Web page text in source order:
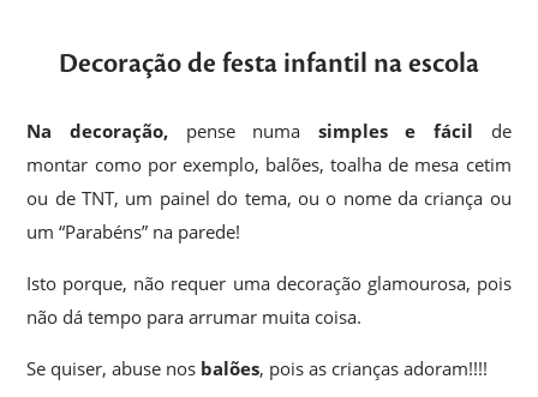
Decoração de festa infantil na escola
Na decoração, pense numa simples e fácil de
montar como por exemplo, balões, toalha de mesa cetim
ou de TNT, um painel do tema, ou o nome da criança ou
um “Parabéns” na parede!
Isto porque, não requer uma decoração glamourosa, pois
não dá tempo para arrumar muita coisa.
Se quiser, abuse nos balões, pois as crianças adoram!!!!